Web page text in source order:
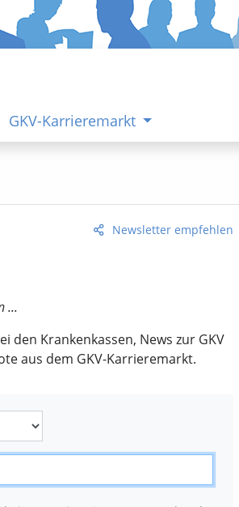
GKV-Karrieremarkt
Newsletter empfehlen
...
den Krankenkassen, News zur GKV
aus dem GKV-Karrieremarkt.